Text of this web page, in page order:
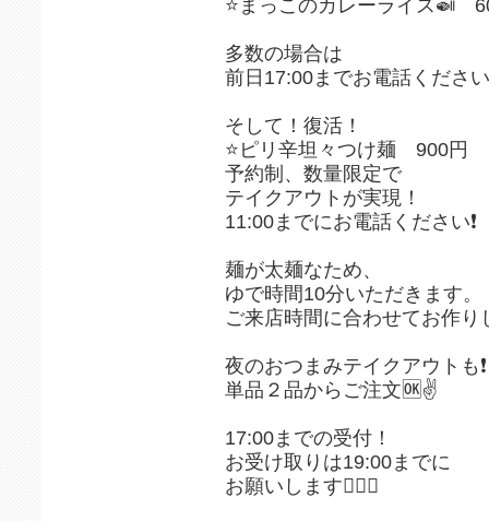
⭐️まっこのカレーライス🍛
多数の場合は
前日17:00までお電話ください
そして！復活！
⭐️ピリ辛坦々つけ麺 900円
予約制、数量限定で
テイクアウトが実現！
11:00までにお電話ください❗️
麺が太麺なため、
ゆで時間10分いただきます。
ご来店時間に合わせてお作り
夜のおつまみテイクアウトも❗️
単品２品からご注文🆗✌️
17:00までの受付！
お受け取りは19:00までに
お願いします🙇‍♀️⤵️